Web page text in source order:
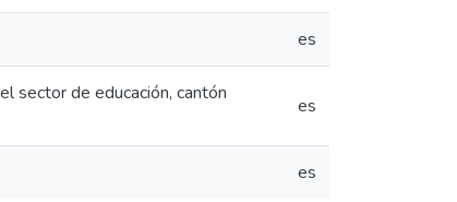
es
sector de educación, cantón
es
es